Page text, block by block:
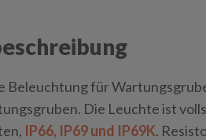
Beleuchtung für
Die Leuchte ist
IP66, IP69 und IP69K.